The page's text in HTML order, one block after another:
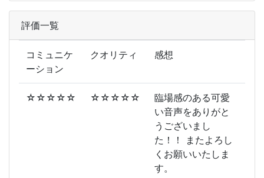
評価一覧
コミュニケ
ーション
クオリティ 感想
☆☆☆☆☆ ☆☆☆☆☆
臨場感のある可愛
い音声をありがと
うございまし
た！！ またよろし
くお願いいたしま
す。